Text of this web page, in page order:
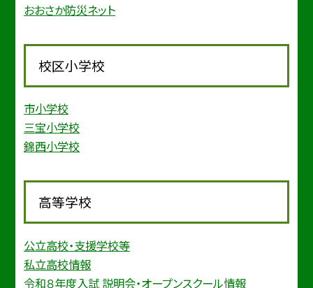
おおさか防災ネット
校区小学校
市小学校
三宝小学校
錦西小学校
高等学校
公立高校・支援学校等
私立高校情報
令和８年度入試 説明会・オープンスクール情報